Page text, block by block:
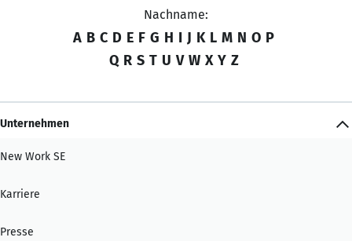
Nachname:
A B C D E F G H I J K L M N O P
Q R S T U V W X Y Z
Unternehmen
New Work SE
Karriere
Presse